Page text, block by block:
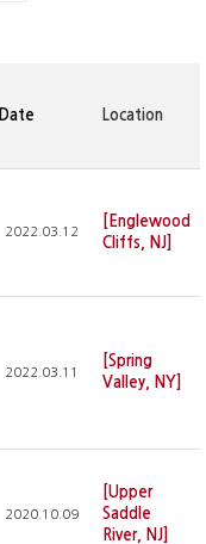
Date Location
2022.03.12
[Englewood
Cliffs, NJ]
2022.03.11
[Spring
Valley, NY]
2020.10.09
[Upper
Saddle
River, NJ]